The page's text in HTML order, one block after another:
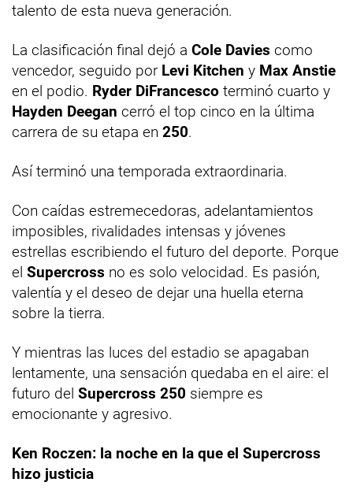
talento de esta nueva generación.
La clasificación final dejó a Cole Davies como
vencedor, seguido por Levi Kitchen y Max Anstie
en el podio. Ryder DiFrancesco terminó cuarto y
Hayden Deegan cerró el top cinco en la última
carrera de su etapa en 250.
Así terminó una temporada extraordinaria.
Con caídas estremecedoras, adelantamientos
imposibles, rivalidades intensas y jóvenes
estrellas escribiendo el futuro del deporte. Porque
el Supercross no es solo velocidad. Es pasión,
valentía y el deseo de dejar una huella eterna
sobre la tierra.
Y mientras las luces del estadio se apagaban
lentamente, una sensación quedaba en el aire: el
futuro del Supercross 250 siempre es
emocionante y agresivo.
Ken Roczen: la noche en la que el Supercross
hizo justicia